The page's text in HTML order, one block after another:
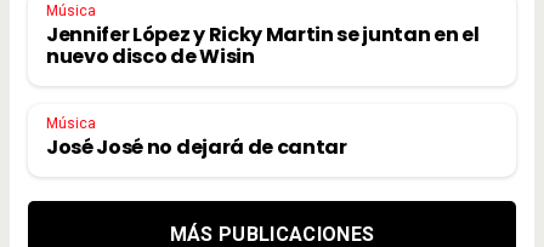
Música
Jennifer López y Ricky Martin se juntan en el
nuevo disco de Wisin
Música
José José no dejará de cantar
MÁS PUBLICACIONES